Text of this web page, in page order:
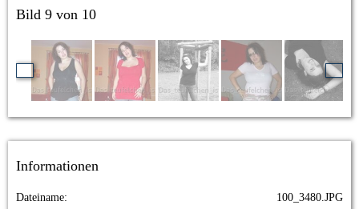
Bild 9 von 10
Informationen
Dateiname
100_3480.JPG